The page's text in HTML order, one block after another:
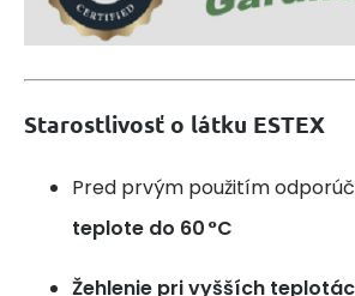
Starostlivosť o látku ESTEX
Pred prvým použitím
teplote do 60 °C
Žehlenie pri vyšších